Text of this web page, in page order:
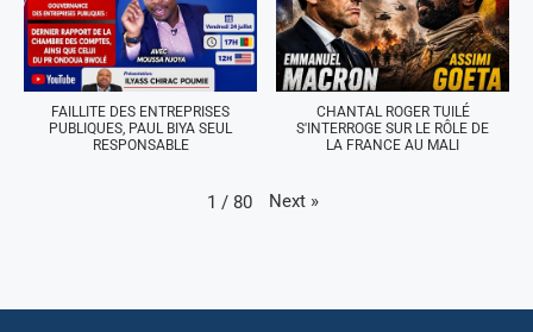
FAILLITE DES ENTREPRISES
PUBLIQUES, PAUL BIYA SEUL
RESPONSABLE
CHANTAL ROGER TUILÉ
S'INTERROGE SUR LE RÔLE DE
LA FRANCE AU MALI
1 / 80 Next »